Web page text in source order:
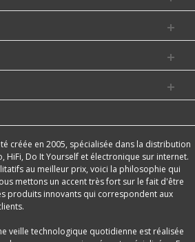
créée en 2005, spécialisée dans la distribution
HiFi, Do It Yourself et électronique sur internet.
au meilleur prix, voici la philosophie qui
mettons un accent très fort sur le fait d'être
produits innovants qui correspondent aux
veille technologique quotidienne est réalisée